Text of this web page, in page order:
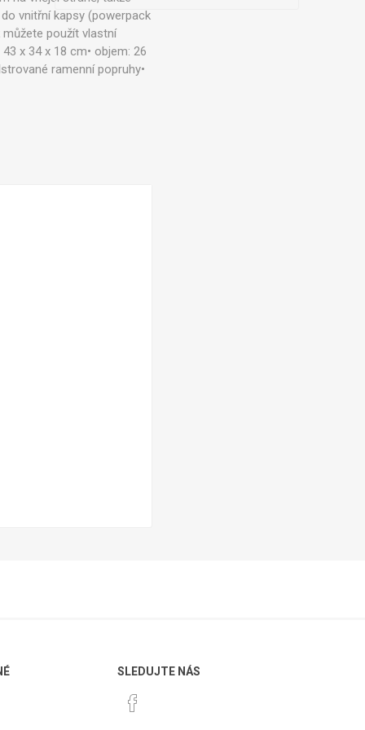
vnitřní kapsy (powerpack
můžete použít vlastní
x 34 x 18 cm• objem: 26
ramenní popruhy•
SLEDUJTE NÁS